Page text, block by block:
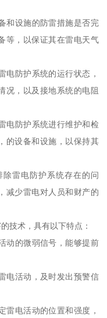
和设施的防雷措施是否完
等，以保证其在雷电天气
电防护系统的运行状态，
况，以及接地系统的电阻
电防护系统进行维护和检
的设备和设施，以保持其
雷电防护系统存在的问
减少雷电对人员和财产的
技术，具有以下特点：
动的微弱信号，能够提前
电活动，及时发出预警信
雷电活动的位置和强度，